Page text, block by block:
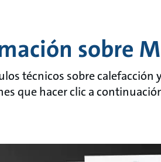
sobre
técnicos sobre
que hacer clic a